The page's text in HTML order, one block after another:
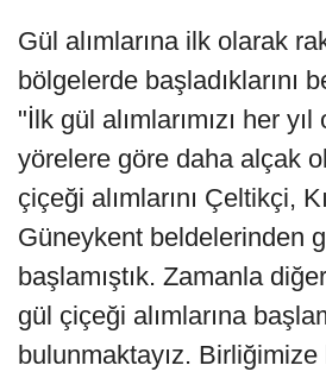
Gül alımlarına ilk olarak
bölgelerde başladıklarını
"İlk gül alımlarımızı her
yörelere göre daha alçak
çiçeği alımlarını Çeltikçi,
Güneykent beldelerinden
başlamıştık. Zamanla
gül çiçeği alımlarına
bulunmaktayız. Birliğimize